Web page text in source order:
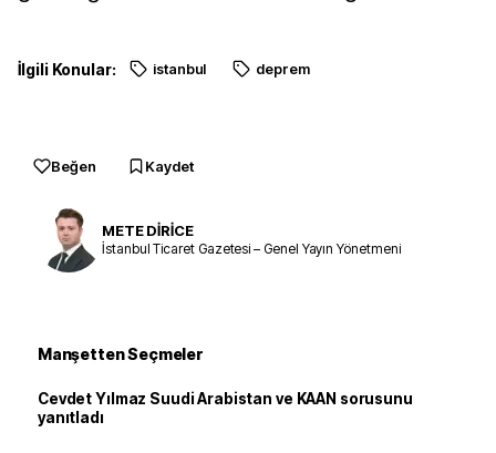
İlgili Konular: istanbul deprem
Beğen Kaydet
METE DİRİCE
İstanbul Ticaret Gazetesi – Genel Yayın Yönetmeni
Manşetten Seçmeler
Cevdet Yılmaz Suudi Arabistan ve KAAN sorusunu
yanıtladı